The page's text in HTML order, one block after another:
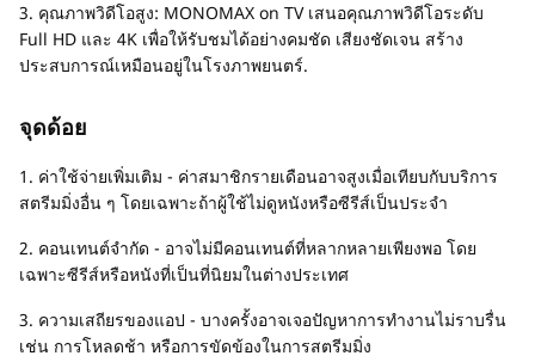
3. คุณภาพวิดีโอสูง: MONOMAX on TV เสนอคุณภาพวิดีโอระดับ
Full HD และ 4K เพื่อให้รับชมได้อย่างคมชัด เสียงชัดเจน สร้าง
ประสบการณ์เหมือนอยู่ในโรงภาพยนตร์.
จุดด้อย
1. ค่าใช้จ่ายเพิ่มเติม - ค่าสมาชิกรายเดือนอาจสูงเมื่อเทียบกับบริการ
สตรีมมิ่งอื่น ๆ โดยเฉพาะถ้าผู้ใช้ไม่ดูหนังหรือซีรีส์เป็นประจำ
2. คอนเทนต์จำกัด - อาจไม่มีคอนเทนต์ที่หลากหลายเพียงพอ โดย
เฉพาะซีรีส์หรือหนังที่เป็นที่นิยมในต่างประเทศ
3. ความเสถียรของแอป - บางครั้งอาจเจอปัญหาการทำงานไม่ราบรื่น
เช่น การโหลดช้า หรือการขัดข้องในการสตรีมมิ่ง